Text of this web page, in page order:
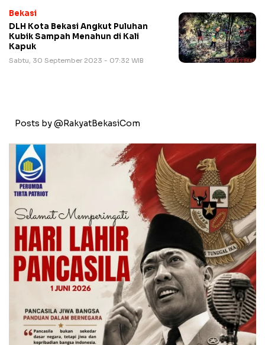
Bekasi
DLH Kota Bekasi Angkut Puluhan
Kubik Sampah Menahun di Kali
Kapuk
Sabtu, 30 September 2023 - 07:32 WIB
Posts by @RakyatBekasiCom